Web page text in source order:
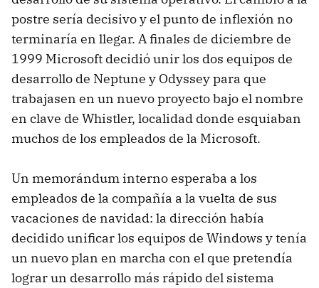
postre sería decisivo y el punto de inflexión no
terminaría en llegar. A finales de diciembre de
1999 Microsoft decidió unir los dos equipos de
desarrollo de Neptune y Odyssey para que
trabajasen en un nuevo proyecto bajo el nombre
en clave de Whistler, localidad donde esquiaban
muchos de los empleados de la Microsoft.
Un memorándum interno esperaba a los
empleados de la compañía a la vuelta de sus
vacaciones de navidad: la dirección había
decidido unificar los equipos de Windows y tenía
un nuevo plan en marcha con el que pretendía
lograr un desarrollo más rápido del sistema